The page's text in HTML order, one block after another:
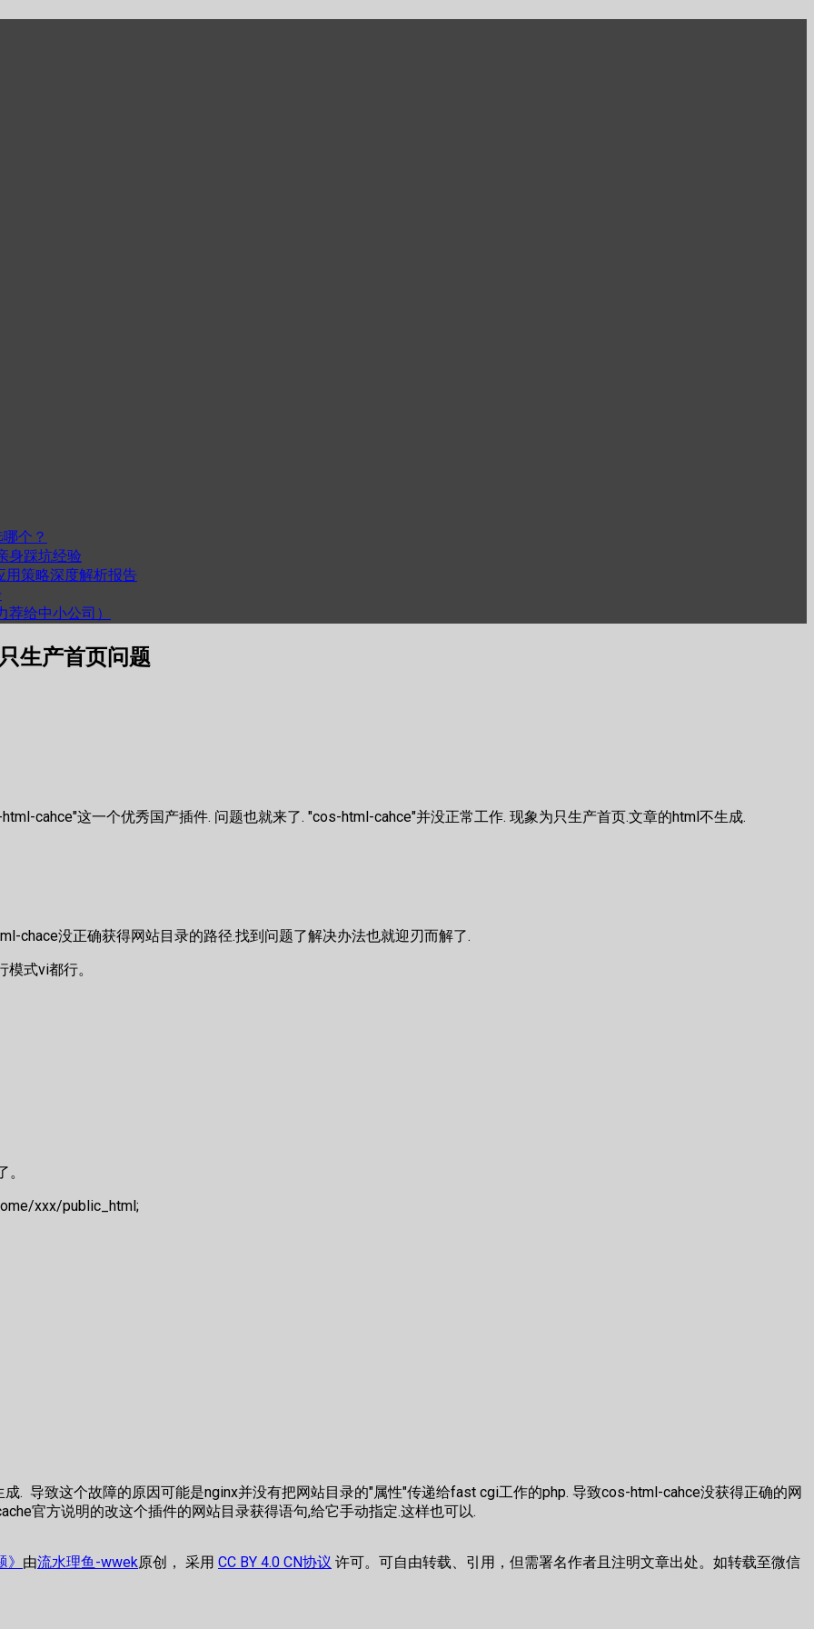
个？
身踩坑经验
用策略深度解析报告
给中小公司）
生产首页问题
cahce"这一个优秀国产插件. 问题也就来了. "cos-html-cahce"并没正常工作. 现象为只生产首页.文章的html不生成.
没正确获得网站目录的路径.找到问题了解决办法也就迎刃而解了.
式vi都行。
xxx/public_html;
致这个故障的原因可能是nginx并没有把网站目录的"属性"传递给fast cgi工作的php. 导致cos-html-cahce没获得正确的网
官方说明的改这个插件的网站目录获得语句,给它手动指定.这样也可以.
由流水理鱼-wwek原创， 采用 CC BY 4.0 CN协议 许可。可自由转载、引用，但需署名作者且注明文章出处。如转载至微信